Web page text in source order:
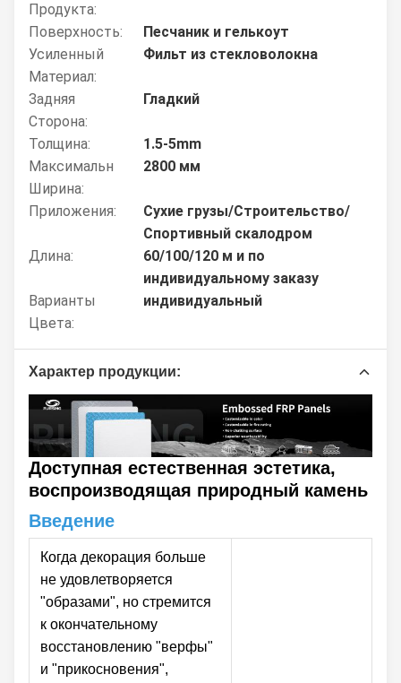
Продукта:
Поверхность:
Песчаник и гелькоут
Усиленный
Материал:
Фильт из стекловолокна
Задняя
Сторона:
Гладкий
Толщина:
1.5-5mm
Максимальн
Ширина:
2800 мм
Приложения:
Сухие грузы/Строительство/
Спортивный скалодром
Длина:
60/100/120 м и по
индивидуальному заказу
Варианты
Цвета:
индивидуальный
Характер продукции:
Доступная естественная эстетика,
воспроизводящая природный камень
Введение
Когда декорация больше
не удовлетворяется
"образами", но стремится
к окончательному
восстановлению "верфы"
и "прикосновения",